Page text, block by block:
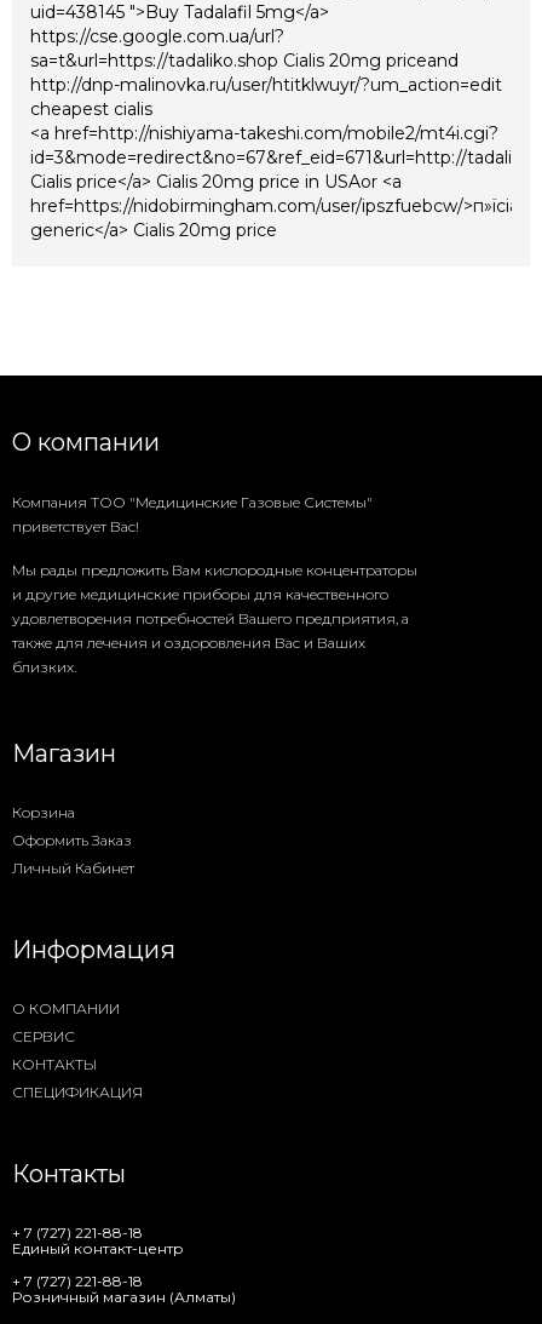
uid=438145 ">Buy Tadalafil 5mg</a>
https://cse.google.com.ua/url?
sa=t&url=https://tadaliko.shop Cialis 20mg priceand
http://dnp-malinovka.ru/user/htitklwuyr/?um_action=edit
cheapest cialis
<a href=http://nishiyama-takeshi.com/mobile2/mt4i.cgi?
id=3&mode=redirect&no=67&ref_eid=671&url=http://
Cialis price</a> Cialis 20mg price in USAor <a
href=https://nidobirmingham.com/user/ipszfuebcw/>п»їcialis
generic</a> Cialis 20mg price
О компании
Компания ТОО "Медицинские Газовые Системы"
приветствует Вас!
Мы рады предложить Вам кислородные концентраторы
и другие медицинские приборы для качественного
удовлетворения потребностей Вашего предприятия, а
также для лечения и оздоровления Вас и Ваших
близких.
Магазин
Корзина
Оформить Заказ
Личный Кабинет
Информация
О КОМПАНИИ
СЕРВИС
КОНТАКТЫ
СПЕЦИФИКАЦИЯ
Контакты
+ 7 (727) 221-88-18
Единый контакт-центр
+ 7 (727) 221-88-18
Розничный магазин (Алматы)